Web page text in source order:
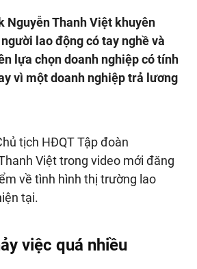
Nguyễn Thanh Việt khuyên
lao động có tay nghề và
lựa chọn doanh nghiệp có tính
vì một doanh nghiệp trả lương
tịch HĐQT Tập đoàn
Việt trong video mới đăng
về tình hình thị trường lao
tại.
việc quá nhiều